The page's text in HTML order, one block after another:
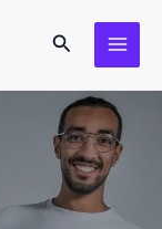
Rechercher